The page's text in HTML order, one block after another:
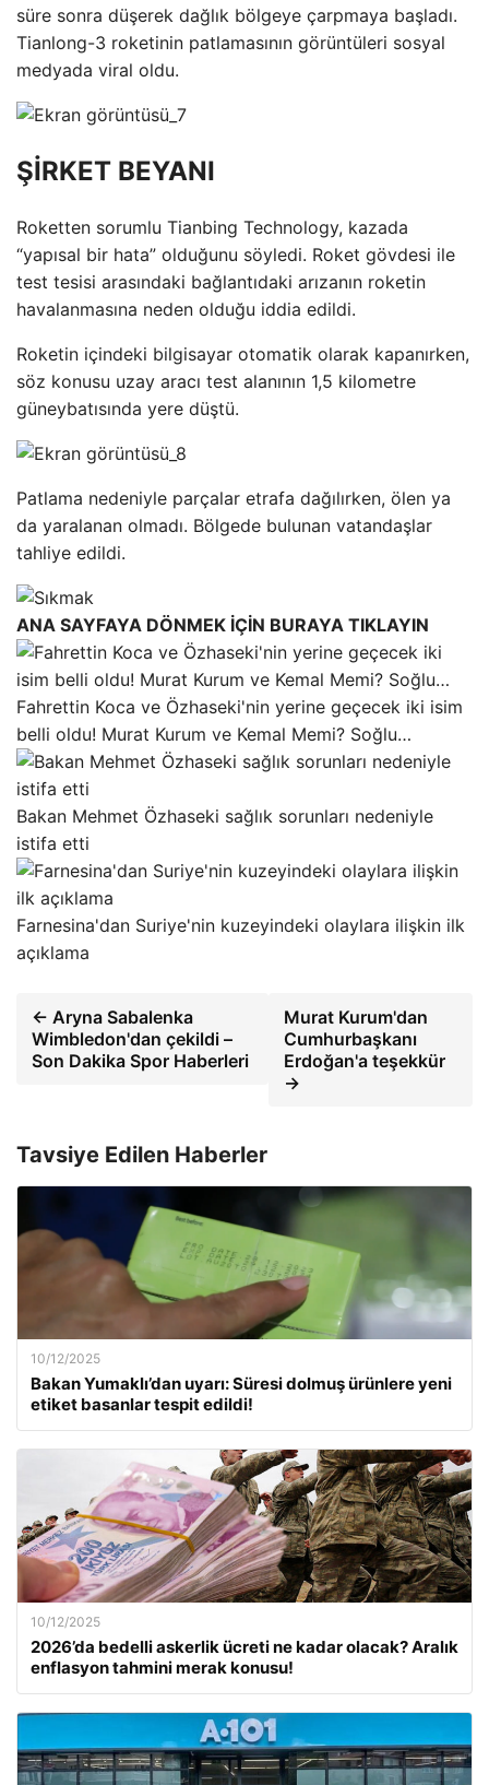
süre sonra düşerek dağlık bölgeye çarpmaya başladı.
Tianlong-3 roketinin patlamasının görüntüleri sosyal
medyada viral oldu.
ŞİRKET BEYANI
Roketten sorumlu Tianbing Technology, kazada
“yapısal bir hata” olduğunu söyledi. Roket gövdesi ile
test tesisi arasındaki bağlantıdaki arızanın roketin
havalanmasına neden olduğu iddia edildi.
Roketin içindeki bilgisayar otomatik olarak kapanırken,
söz konusu uzay aracı test alanının 1,5 kilometre
güneybatısında yere düştü.
Patlama nedeniyle parçalar etrafa dağılırken, ölen ya
da yaralanan olmadı. Bölgede bulunan vatandaşlar
tahliye edildi.
ANA SAYFAYA DÖNMEK İÇİN BURAYA TIKLAYIN
Fahrettin Koca ve Özhaseki'nin yerine geçecek iki isim
belli oldu! Murat Kurum ve Kemal Memi? Soğlu…
Bakan Mehmet Özhaseki sağlık sorunları nedeniyle
istifa etti
Farnesina'dan Suriye'nin kuzeyindeki olaylara ilişkin ilk
açıklama
← Aryna Sabalenka
Wimbledon'dan çekildi –
Son Dakika Spor Haberleri
Murat Kurum'dan
Cumhurbaşkanı
Erdoğan'a teşekkür
→
Tavsiye Edilen Haberler
10/12/2025
Bakan Yumaklı’dan uyarı: Süresi dolmuş ürünlere yeni
etiket basanlar tespit edildi!
10/12/2025
2026’da bedelli askerlik ücreti ne kadar olacak? Aralık
enflasyon tahmini merak konusu!